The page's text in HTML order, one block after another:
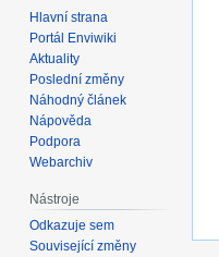
Hlavní strana
Portál Enviwiki
Aktuality
Poslední změny
Náhodný článek
Nápověda
Podpora
Webarchiv
Nástroje
Odkazuje sem
Související změny